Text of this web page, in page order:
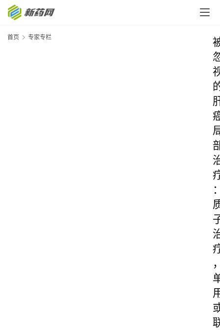
首页 专家专栏